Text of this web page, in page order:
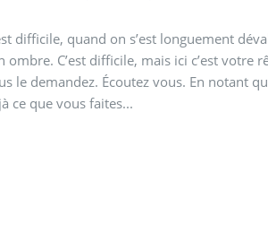
difficile, quand on s’est longuement
ombre. C’est difficile, mais ici c’est votre
le demandez. Écoutez vous. En notant
ce que vous faites...